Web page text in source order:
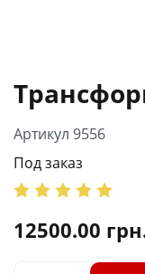
Артикул 9556
Под заказ
12500.00